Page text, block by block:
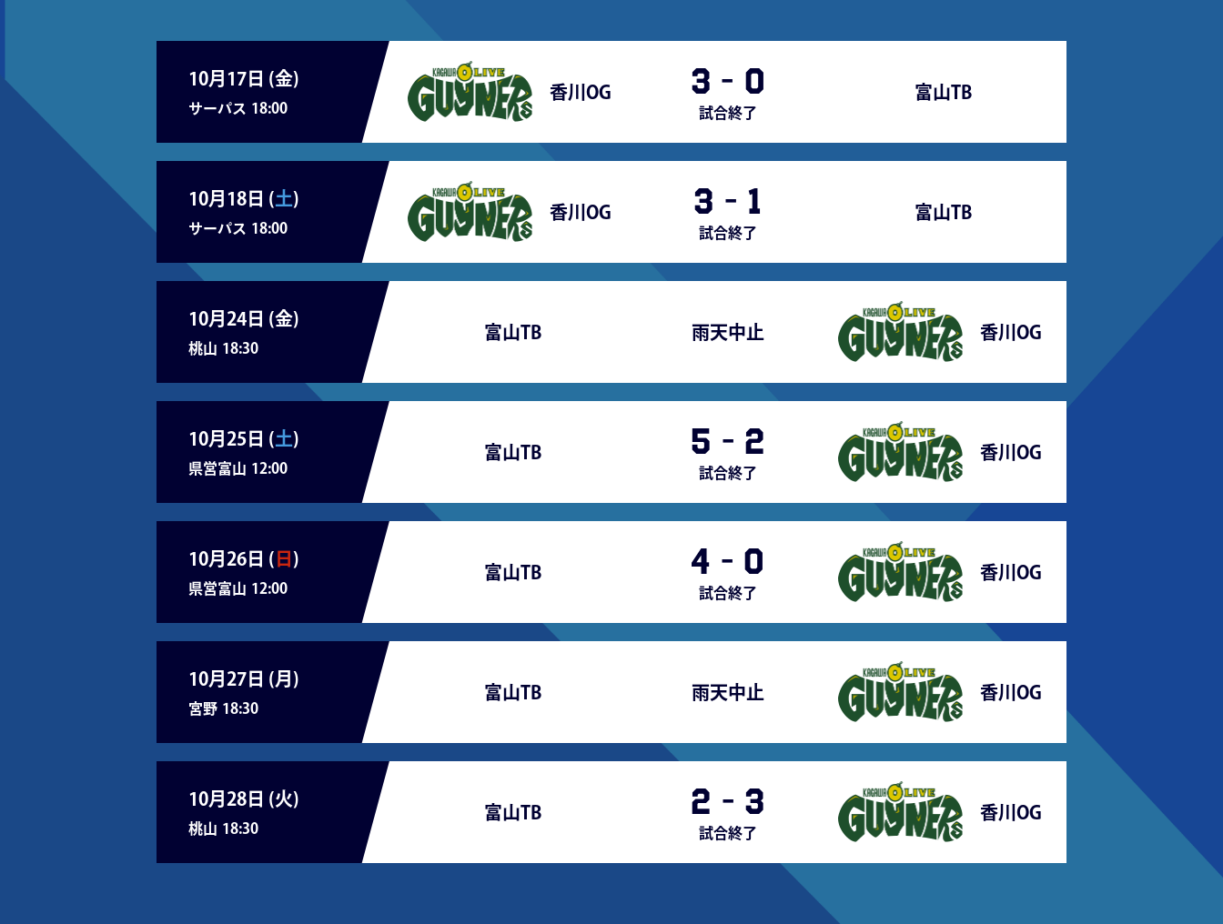
10月17日 (金)
サーパス 18:00
香川OG 3 - 0
試合終了
富山TB
10月18日 (土)
サーパス 18:00
香川OG 3 - 1
試合終了
富山TB
10月24日 (金)
桃山 18:30
富山TB 雨天中止 香川OG
10月25日 (土)
県営富山 12:00
富山TB 5 - 2
試合終了
香川OG
10月26日 ( 日 )
県営富山 12:00
富山TB 4 - 0
試合終了
香川OG
10月27日 (月 )
宮野 18:30
富山TB 雨天中止 香川OG
10月28日 (火)
桃山 18:30
富山TB 2 - 3
試合終了
香川OG